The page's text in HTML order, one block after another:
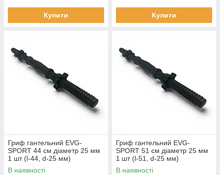
Купити Купити
Гриф гантельний EVG-
SPORT 44 см діаметр 25 мм
1 шт (l-44, d-25 мм)
В наявності
Гриф гантельний EVG-
SPORT 51 см діаметр 25 мм
1 шт (l-51, d-25 мм)
В наявності